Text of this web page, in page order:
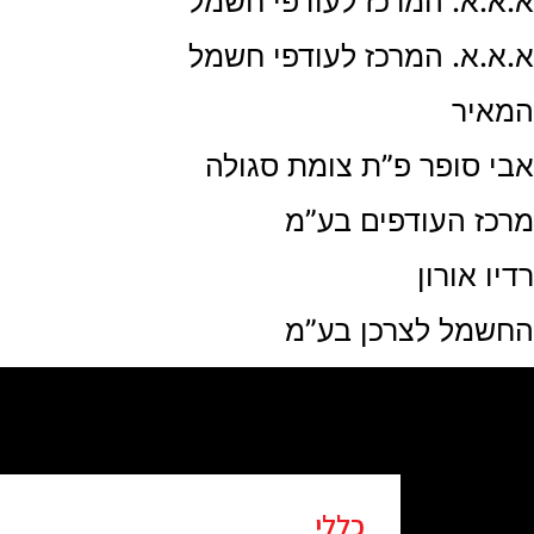
א.א.א. המרכז לעודפי חשמל
המאיר
אבי סופר פ”ת צומת סגולה
מרכז העודפים בע”מ
רדיו אורון
החשמל לצרכן בע”מ
כללי